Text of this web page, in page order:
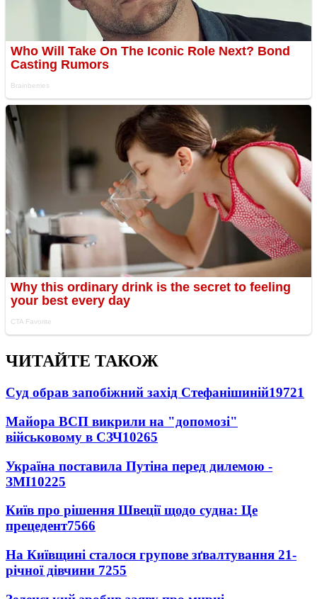
ЧИТАЙТЕ ТАКОЖ
Суд обрав запобіжний захід Стефанішиній19721
Майора ВСП викрили на "допомозі"
військовому в СЗЧ10265
Україна поставила Путіна перед дилемою -
ЗМІ10225
Київ про рішення Швеції щодо судна: Це
прецедент7566
На Київщині сталося групове зґвалтування 21-
річної дівчини 7255